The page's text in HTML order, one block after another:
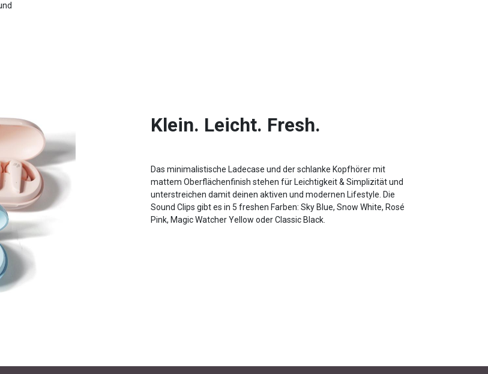
Klein. Leicht. Fresh.
Das minimalistische Ladecase und der schlanke Kopfhörer mit
mattem Oberflächenfinish stehen für Leichtigkeit & Simplizität und
unterstreichen damit deinen aktiven und modernen Lifestyle. Die
Sound Clips gibt es in 5 freshen Farben: Sky Blue, Snow White, Rosé
Pink, Magic Watcher Yellow oder Classic Black.